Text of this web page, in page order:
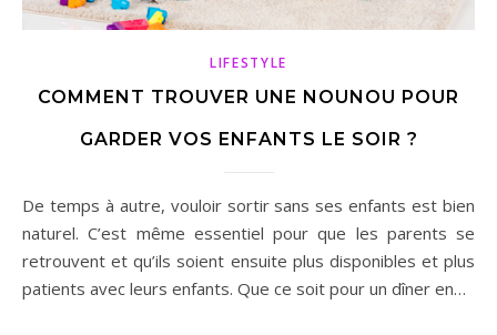
LIFESTYLE
COMMENT TROUVER UNE NOUNOU POUR
GARDER VOS ENFANTS LE SOIR ?
De temps à autre, vouloir sortir sans ses enfants est bien
naturel. C’est même essentiel pour que les parents se
retrouvent et qu’ils soient ensuite plus disponibles et plus
patients avec leurs enfants. Que ce soit pour un dîner en…